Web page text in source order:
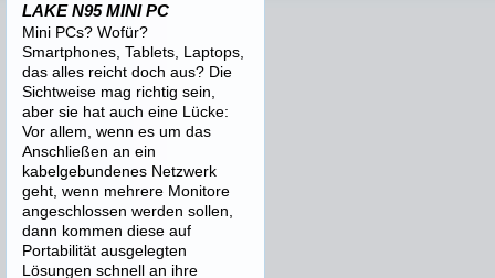
LAKE N95 MINI PC
Mini PCs? Wofür?
Smartphones, Tablets, Laptops,
das alles reicht doch aus? Die
Sichtweise mag richtig sein,
aber sie hat auch eine Lücke:
Vor allem, wenn es um das
Anschließen an ein
kabelgebundenes Netzwerk
geht, wenn mehrere Monitore
angeschlossen werden sollen,
dann kommen diese auf
Portabilität ausgelegten
Lösungen schnell an ihre